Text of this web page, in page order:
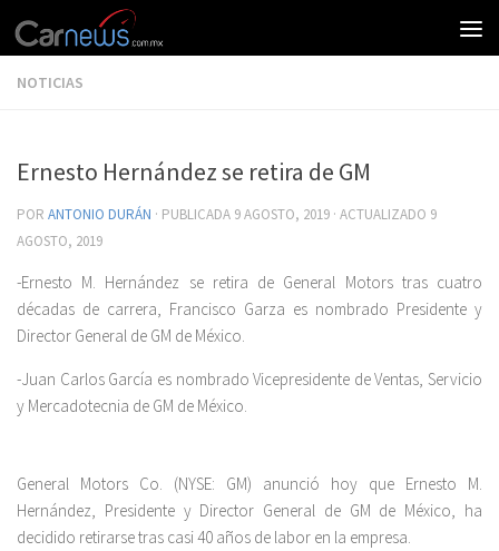
NOTICIAS
Ernesto Hernández se retira de GM
POR ANTONIO DURÁN · PUBLICADA 9 AGOSTO, 2019 · ACTUALIZADO 9
AGOSTO, 2019
-Ernesto M. Hernández se retira de General Motors tras cuatro
décadas de carrera, Francisco Garza es nombrado Presidente y
Director General de GM de México.
-Juan Carlos García es nombrado Vicepresidente de Ventas, Servicio
y Mercadotecnia de GM de México.
General Motors Co. (NYSE: GM) anunció hoy que Ernesto M.
Hernández, Presidente y Director General de GM de México, ha
decidido retirarse tras casi 40 años de labor en la empresa.